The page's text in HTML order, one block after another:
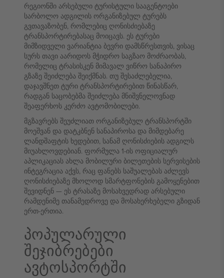
რეგიონში არსებული ტურისტული სააგენტოები
სარბოლო ადგილის ორგანიზებულ ტურებს
გვთავაზობენ, რომლებიც ღონისძიებაზე
ტრანსპორტირებასაც მოიცავს. ეს ტურები
მიმზიდველი ვარიანტია ბევრი დამსწრესთვის, ვისაც
სურს თავი აარიდოს მჭიდრო საგზაო მოძრაობას,
რომელიც ტრასისკენ მიმავალ ვიწრო სანაპირო
გზაზე შეიძლება შეიქმნას. თუ შესაძლებელია,
დაჯავშნეთ ტური ტრანსპორტირებით წინასწარ,
რადგან საცობებმა შეიძლება მნიშვნელოვნად
შეაფერხოს კერძო ავტომობილები.
მგზავრებს შეუძლიათ ორგანიზებულ ტრანსპორტში
მოეშვან და დატკბნენ სანაპიროსა და მიმდებარე
ლანდშაფტის ხედებით, სანამ ღონისძიების ადგილს
მიუახლოვდებიან. ფორმულა 1-ის ოფიციალურ
აპლიკაციას ახლა მობილური ბილეთების სერვისების
ინტეგრაცია აქვს, რაც ფანებს საშუალებას აძლევს
ღონისძიებაზე მხოლოდ სმარტფონების გამოყენებით
შევიდნენ — ეს ტრასაზე მოსახვედრად არსებული
რამდენიმე თანამედროვე და მოსახერხებელი გზიდან
ერთ-ერთია.
პოპულარული
შეჯიბრებები
ავტოსპორტში